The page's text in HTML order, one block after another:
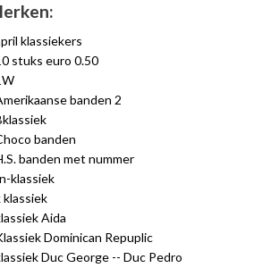
klassiekers
stuks euro 0.50
banden 2
banden
banden met nummer
klassiek
klassiek
Aida
Dominican Repuplic
Duc George -- Duc Pedro